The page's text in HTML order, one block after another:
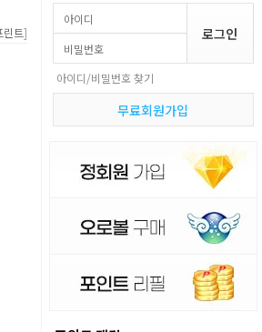
린트]
아이디/비밀번호 찾기
무료회원가입